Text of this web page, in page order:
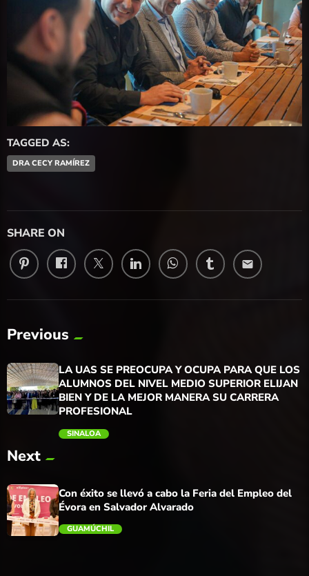
TAGGED AS:
DRA CECY RAMÍREZ
SHARE ON
email
Previous
trending_flat
LA UAS SE PREOCUPA Y OCUPA PARA QUE LOS
ALUMNOS DEL NIVEL MEDIO SUPERIOR ELIJAN
BIEN Y DE LA MEJOR MANERA SU CARRERA
PROFESIONAL
SINALOA
Next
Con éxito se llevó a cabo la Feria del Empleo del
Évora en Salvador Alvarado
GUAMÚCHIL